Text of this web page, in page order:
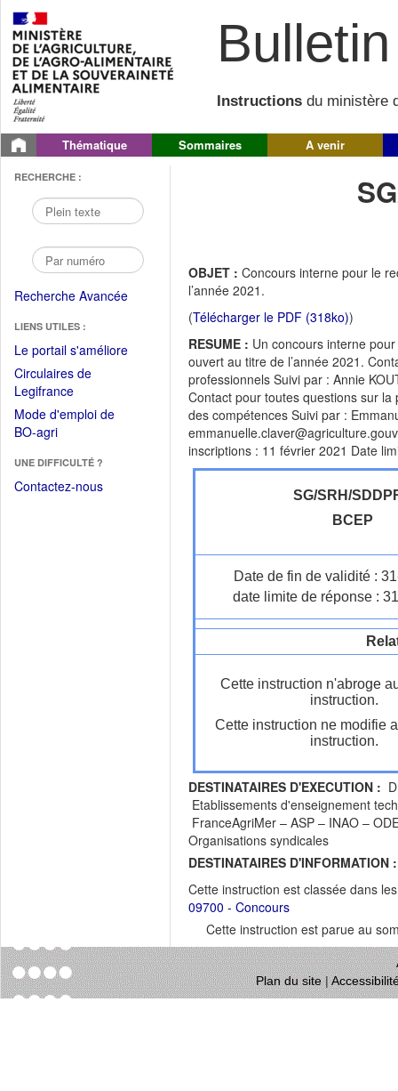
Instructions du ministère
Thématique Sommaires A venir
RECHERCHE :
Recherche Avancée
LIENS UTILES :
Le portail s'améliore(Fichier
Circulaires de
Legifrance(Ouvrir
dans
une
fenêtre)
Mode d'emploi de
BO-agri(Ouvrir
une
nouvelle
UNE DIFFICULTÉ ?
Contactez-nous
OBJET : Concours interne pour le
l’année 2021.
(Télécharger le PDF (318ko))
RESUME : Un concours interne
ouvert au titre de l’année 2021.
professionnels Suivi par : Annie
Contact pour toutes questions sur
des compétences Suivi par :
inscriptions : 11 février 2021 Date
SG/SRH/
BCEP
Date de fin de validité :
date limite de réponse :
Cette instruction n'abroge
instruction.
Cette instruction ne modifie
instruction.
DESTINATAIRES D'EXECUTION :
Etablissements d'enseignement
FranceAgriMer – ASP – INAO –
Organisations syndicales
DESTINATAIRES D'INFORMATION :
Cette instruction est classée dans
09700 - Concours
Cette instruction est parue au
Plan du site|